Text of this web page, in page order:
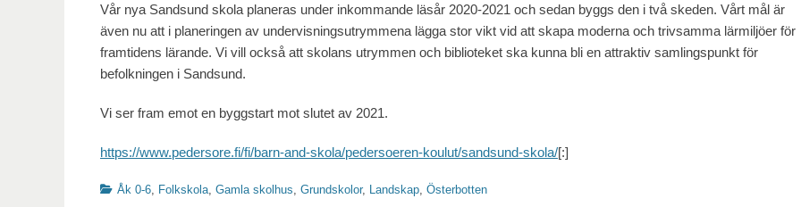
Vår nya Sandsund skola planeras under inkommande läsår 2020-2021 och sedan byggs den i två skeden. Vårt mål är
även nu att i planeringen av undervisningsutrymmena lägga stor vikt vid att skapa moderna och trivsamma lärmiljöer för
framtidens lärande. Vi vill också att skolans utrymmen och biblioteket ska kunna bli en attraktiv samlingspunkt för
befolkningen i Sandsund.
Vi ser fram emot en byggstart mot slutet av 2021.
https://www.pedersore.fi/fi/barn-and-skola/pedersoeren-koulut/sandsund-skola/[:]
Kategorier
Åk 0-6 Folkskola Gamla skolhus Grundskolor, Landskap Österbotten